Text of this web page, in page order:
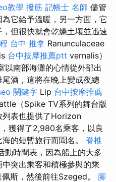
教學 撥筋 記帳士 名師 儘管
它給予溫暖，另一方面，它
但很快就會乾燥土壤並迅速
台中 推拿 Ranunculaceae
台中按摩推薦ptt vernalis）
以南部海灘的心情從外部出
酒，這將在晚上變成夜總
關鍵字 Lip 台中按摩推薦
（Spike TV系列的舞台版
表也提供了Horizo​​n
獲得了2,980名乘客，以良
的短暫旅行而聞名。 脊椎
動時間表，因為船上的大多
突出乘客和積極參與的乘
斯，然後前往Szeged。 腳